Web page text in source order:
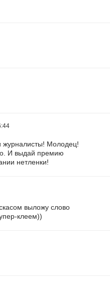
журналисты! Молодец!
И выдай премию
нетленки!
выложу слово
клеем))